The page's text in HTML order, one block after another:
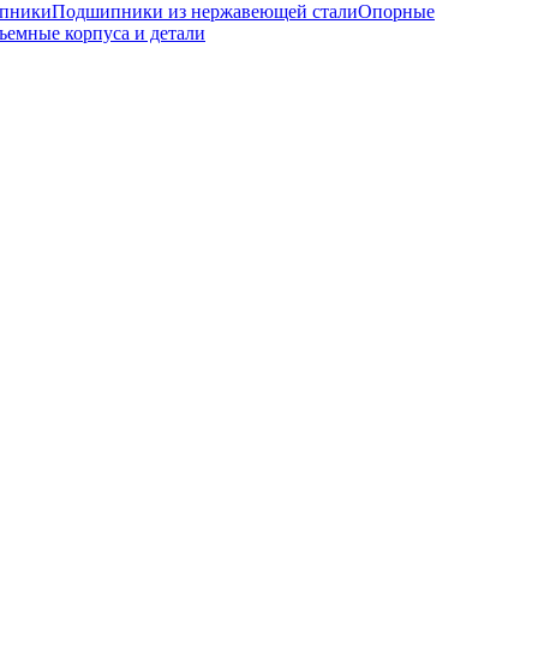
Подшипники из нержавеющей сталиОпорные
корпуса и детали